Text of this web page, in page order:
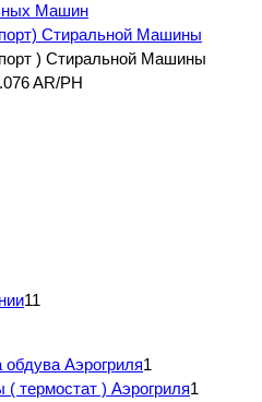
Машин
Стиральной Машины
) Стиральной Машины
AR/PH
11
обдува Аэрогриля1
( термостат ) Аэрогриля1